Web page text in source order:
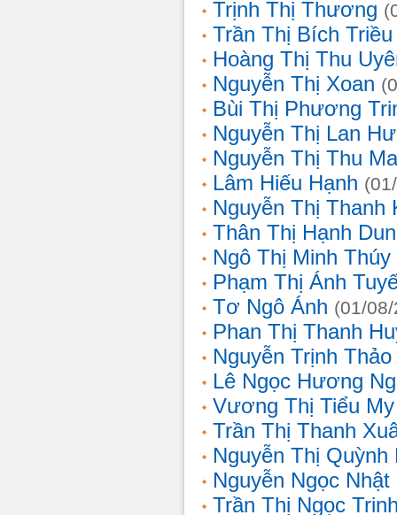
Trịnh Thị Thương
Trần Thị Bích Triều
Hoàng Thị Thu
Nguyễn Thị Xoan
Bùi Thị Phương
Nguyễn Thị Lan
Nguyễn Thị Thu
Lâm Hiếu Hạnh
Nguyễn Thị Thanh
Thân Thị Hạnh
Ngô Thị Minh Thúy
Phạm Thị Ánh
Tơ Ngô Ánh (01/
Phan Thị Thanh
Nguyễn Trịnh
Lê Ngọc Hương
Vương Thị Tiểu My
Trần Thị Thanh
Nguyễn Thị Quỳnh
Nguyễn Ngọc Nhật
Trần Thị Ngọc